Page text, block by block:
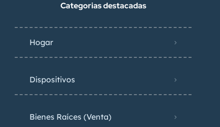
Categorias destacadas
Hogar
Dispositivos
Bienes Raíces (Venta)